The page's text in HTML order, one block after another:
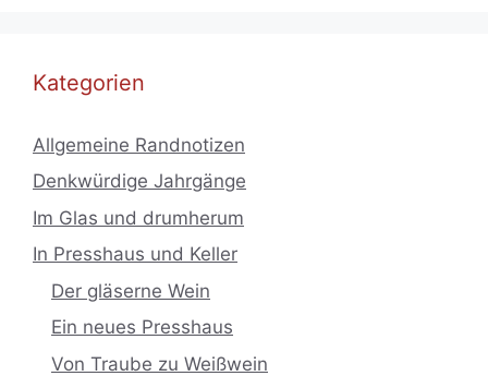
Kategorien
Allgemeine Randnotizen
Denkwürdige Jahrgänge
Im Glas und drumherum
In Presshaus und Keller
Der gläserne Wein
Ein neues Presshaus
Von Traube zu Weißwein